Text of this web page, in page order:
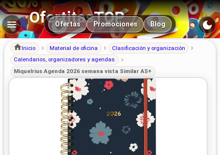
OfertitasTOP
Navegación principal
Ofertas Promociones Blog
Inicio Material de oficina
Clasificación y organización
Calendarios, organizadores y agendas
Miquelrius Agenda 2026 semana vista Similar A5+